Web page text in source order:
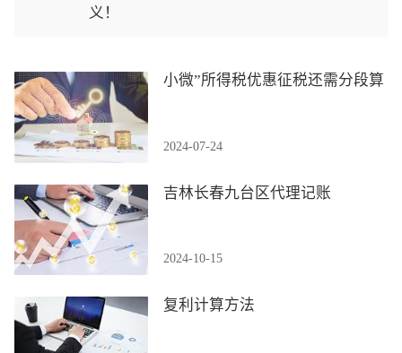
义！
小微”所得税优惠征税还需分段算
2024-07-24
吉林长春九台区代理记账
2024-10-15
复利计算方法